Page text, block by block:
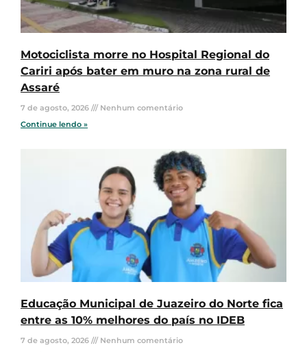
Motociclista morre no Hospital Regional do
Cariri após bater em muro na zona rural de
Assaré
7 de agosto, 2026
Nenhum comentário
Continue lendo »
Educação Municipal de Juazeiro do Norte fica
entre as 10% melhores do país no IDEB
7 de agosto, 2026
Nenhum comentário